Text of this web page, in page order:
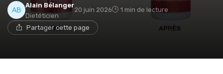
Alain Bélanger
Dietéticien
20 juin 2026 1 min de lecture
Partager cette page